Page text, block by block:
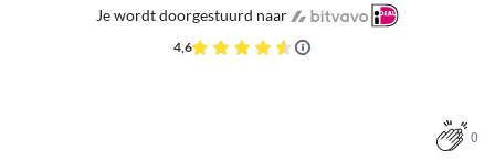
Je wordt doorgestuurd naar
4,6
0